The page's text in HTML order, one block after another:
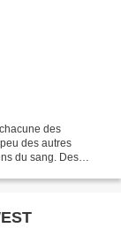
des
des autres
du sang. Des